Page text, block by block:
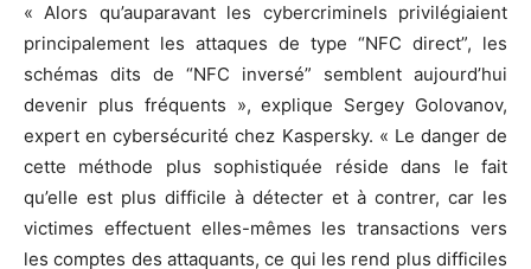
« Alors qu’auparavant les cybercriminels privilégiaient
principalement les attaques de type “NFC direct”, les
schémas dits de “NFC inversé” semblent aujourd’hui
devenir plus fréquents », explique Sergey Golovanov,
expert en cybersécurité chez Kaspersky. « Le danger de
cette méthode plus sophistiquée réside dans le fait
qu’elle est plus difficile à détecter et à contrer, car les
victimes effectuent elles-mêmes les transactions vers
les comptes des attaquants, ce qui les rend plus difficiles